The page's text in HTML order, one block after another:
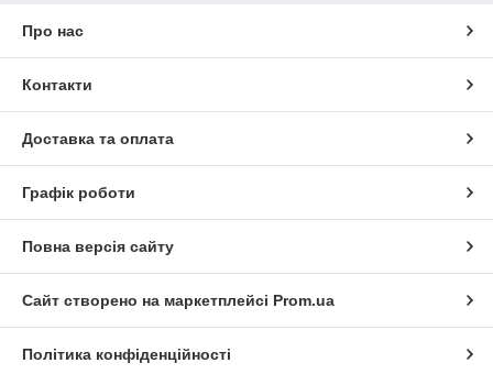
Про нас
Контакти
Доставка та оплата
Графік роботи
Повна версія сайту
Сайт створено на маркетплейсі Prom.ua
Політика конфіденційності